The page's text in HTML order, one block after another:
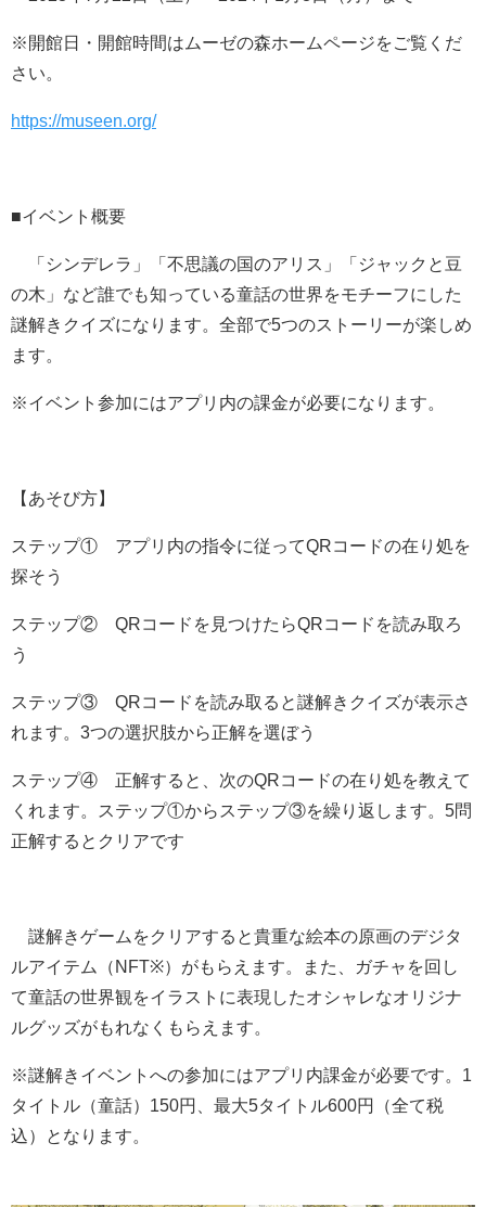
※開館日・開館時間はムーゼの森ホームページをご覧くだ
さい。
https://museen.org/
■イベント概要
「シンデレラ」「不思議の国のアリス」「ジャックと豆
の木」など誰でも知っている童話の世界をモチーフにした
謎解きクイズになります。全部で5つのストーリーが楽しめ
ます。
※イベント参加にはアプリ内の課金が必要になります。
【あそび方】
ステップ① アプリ内の指令に従ってQRコードの在り処を
探そう
ステップ② QRコードを見つけたらQRコードを読み取ろ
う
ステップ③ QRコードを読み取ると謎解きクイズが表示さ
れます。3つの選択肢から正解を選ぼう
ステップ④ 正解すると、次のQRコードの在り処を教えて
くれます。ステップ①からステップ③を繰り返します。5問
正解するとクリアです
謎解きゲームをクリアすると貴重な絵本の原画のデジタ
ルアイテム（NFT※）がもらえます。また、ガチャを回し
て童話の世界観をイラストに表現したオシャレなオリジナ
ルグッズがもれなくもらえます。
※謎解きイベントへの参加にはアプリ内課金が必要です。1
タイトル（童話）150円、最大5タイトル600円（全て税
込）となります。